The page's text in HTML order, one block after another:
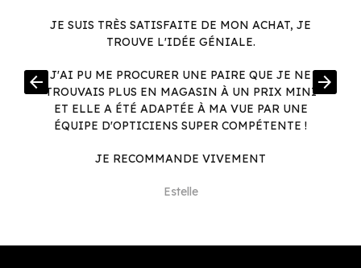
JE SUIS TRÈS SATISFAITE DE MON ACHAT, JE
TROUVE L'IDÉE GÉNIALE.
J'AI PU ME PROCURER UNE PAIRE QUE JE NE
TROUVAIS PLUS EN MAGASIN À UN PRIX MINI
ET ELLE A ÉTÉ ADAPTÉE À MA VUE PAR UNE
ÉQUIPE D'OPTICIENS SUPER COMPÉTENTE !
JE RECOMMANDE VIVEMENT
Estelle
arrow_back arrow_forward